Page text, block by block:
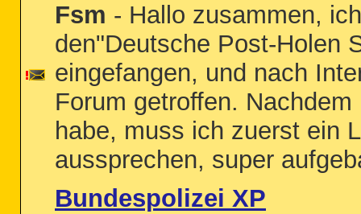
Fsm - Hallo zusammen,
den"Deutsche Post-Holen
eingefangen, und nach
Forum getroffen.
habe, muss ich zuerst ein
aussprechen, super
Bundespolizei XP